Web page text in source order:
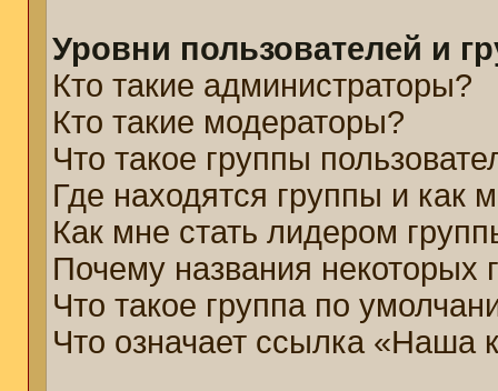
Уровни пользователей и
Кто такие администраторы?
Кто такие модераторы?
Что такое группы
Где находятся группы и как
Как мне стать лидером
Почему названия некоторых
Что такое группа по
Что означает ссылка «Наша